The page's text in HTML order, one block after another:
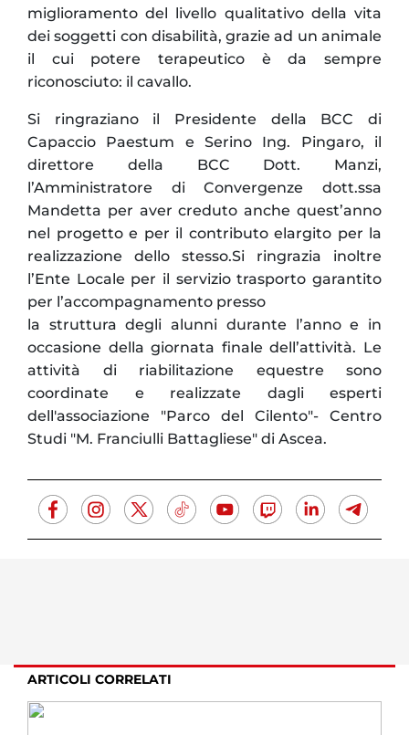
miglioramento del livello qualitativo della vita
dei soggetti con disabilità, grazie ad un animale
il cui potere terapeutico è da sempre
riconosciuto: il cavallo.
Si ringraziano il Presidente della BCC di
Capaccio Paestum e Serino Ing. Pingaro, il
direttore della BCC Dott. Manzi,
l’Amministratore di Convergenze dott.ssa
Mandetta per aver creduto anche quest’anno
nel progetto e per il contributo elargito per la
realizzazione dello stesso.Si ringrazia inoltre
l’Ente Locale per il servizio trasporto garantito
per l’accompagnamento presso
la struttura degli alunni durante l’anno e in
occasione della giornata finale dell’attività. Le
attività di riabilitazione equestre sono
coordinate e realizzate dagli esperti
dell'associazione "Parco del Cilento"- Centro
Studi "M. Franciulli Battagliese" di Ascea.
ARTICOLI CORRELATI